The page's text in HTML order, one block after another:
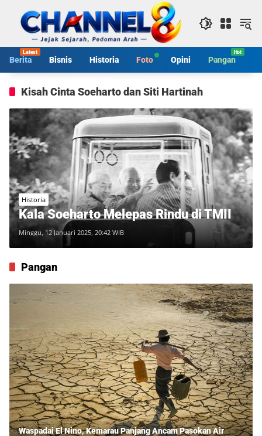
konten
Berita Bisnis Historia Foto Opini Pangan
Kisah Cinta Soeharto dan Siti Hartinah
Historia
Kala Soeharto Melepas Rindu di TMII
Minggu, 12 Januari 2025, 20:42 WIB
Pangan
Waspadai El Nino, Kemarau Panjang Ancam Pasokan Air